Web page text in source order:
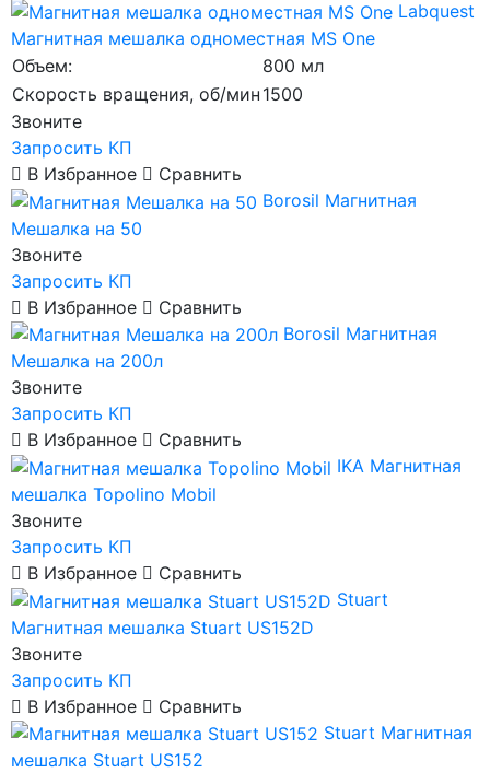
Labquest
Магнитная мешалка одноместная MS One
Объем:
800 мл
Скорость вращения, об/мин 1500
Звоните
Запросить КП
В Избранное
Сравнить
Borosil Магнитная
Мешалка на 50
Звоните
Запросить КП
В Избранное
Сравнить
Borosil Магнитная
Мешалка на 200л
Звоните
Запросить КП
В Избранное
Сравнить
IKA Магнитная
мешалка Topolino Mobil
Звоните
Запросить КП
В Избранное
Сравнить
Stuart
Магнитная мешалка Stuart US152D
Звоните
Запросить КП
В Избранное
Сравнить
Stuart Магнитная
мешалка Stuart US152